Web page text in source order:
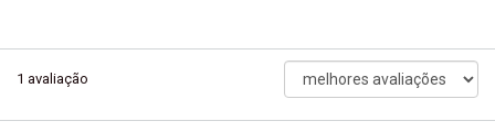
1 avaliação
ordenar
avaliações